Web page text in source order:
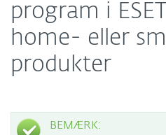
program i
home- eller
produkter
BEMÆRK: